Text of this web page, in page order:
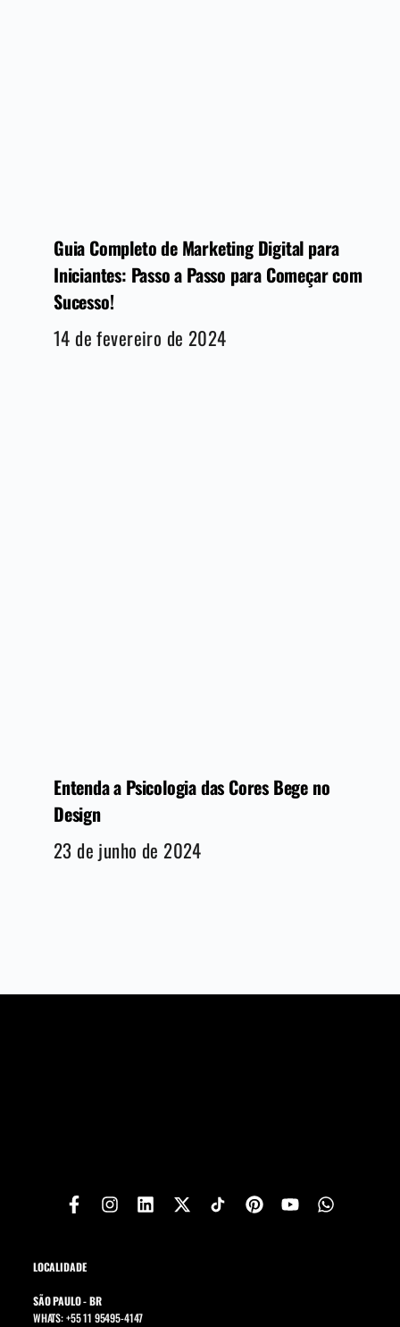
Guia Completo de Marketing Digital para
Iniciantes: Passo a Passo para Começar com
Sucesso!
14 de fevereiro de 2024
Entenda a Psicologia das Cores Bege no
Design
23 de junho de 2024
LOCALIDADE
SÃO PAULO - BR
WHATS: +55 11 95495-4147